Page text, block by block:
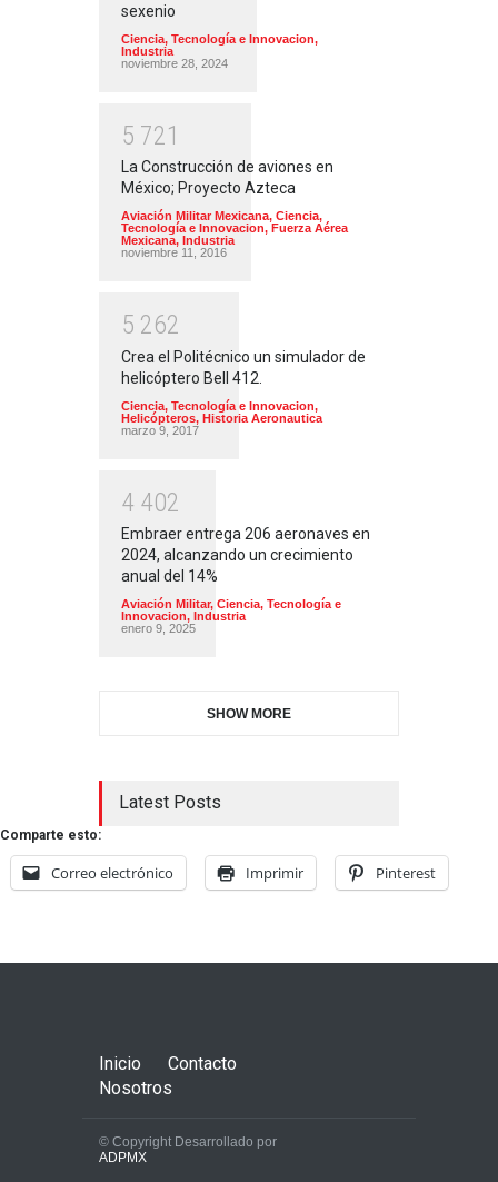
sexenio
Ciencia, Tecnología e Innovacion,
Industria
noviembre 28, 2024
5 721
La Construcción de aviones en
México; Proyecto Azteca
Aviación Militar Mexicana, Ciencia,
Tecnología e Innovacion, Fuerza Aérea
Mexicana, Industria
noviembre 11, 2016
5 262
Crea el Politécnico un simulador de
helicóptero Bell 412.
Ciencia, Tecnología e Innovacion,
Helicópteros, Historia Aeronautica
marzo 9, 2017
4 402
Embraer entrega 206 aeronaves en
2024, alcanzando un crecimiento
anual del 14%
Aviación Militar, Ciencia, Tecnología e
Innovacion, Industria
enero 9, 2025
SHOW MORE
Latest Posts
Comparte esto:
Correo electrónico Imprimir Pinterest
Inicio
Contacto
Nosotros
© Copyright Desarrollado por
ADPMX